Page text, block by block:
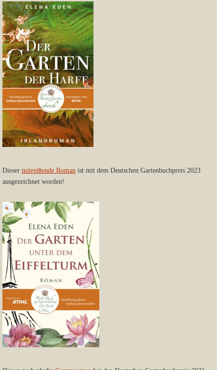
Dieser mitreißende Roman ist mit dem Deutschen Gartenbuchpreis 2023
ausgezeichnet worden!